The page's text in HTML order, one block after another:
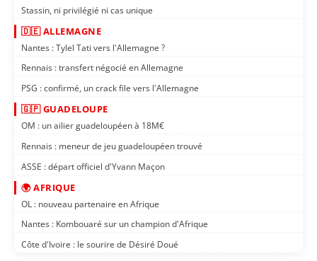
Stassin, ni privilégié ni cas unique
🇩🇪 ALLEMAGNE
Nantes : Tylel Tati vers l'Allemagne ?
Rennais : transfert négocié en Allemagne
PSG : confirmé, un crack file vers l'Allemagne
🇬🇵 GUADELOUPE
OM : un ailier guadeloupéen à 18M€
Rennais : meneur de jeu guadeloupéen trouvé
ASSE : départ officiel d'Yvann Maçon
🌍 AFRIQUE
OL : nouveau partenaire en Afrique
Nantes : Kombouaré sur un champion d'Afrique
Côte d'Ivoire : le sourire de Désiré Doué